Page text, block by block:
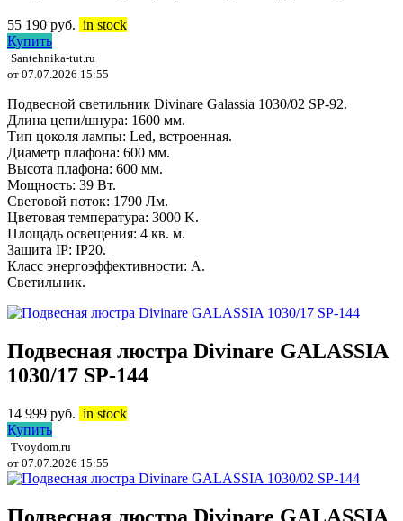
55 190 руб. in stock
Купить
Santehnika-tut.ru
от 07.07.2026 15:55
Подвесной светильник Divinare Galassia 1030/02 SP-92.
Длина цепи/шнура: 1600 мм.
Тип цоколя лампы: Led, встроенная.
Диаметр плафона: 600 мм.
Высота плафона: 600 мм.
Мощность: 39 Вт.
Световой поток: 1790 Лм.
Цветовая температура: 3000 K.
Площадь освещения: 4 кв. м.
Защита IP: IP20.
Класс энергоэффективности: A.
Светильник.
Подвесная люстра Divinare GALASSIA
1030/17 SP-144
14 999 руб. in stock
Купить
Tvoydom.ru
от 07.07.2026 15:55
Подвесная люстра Divinare GALASSIA